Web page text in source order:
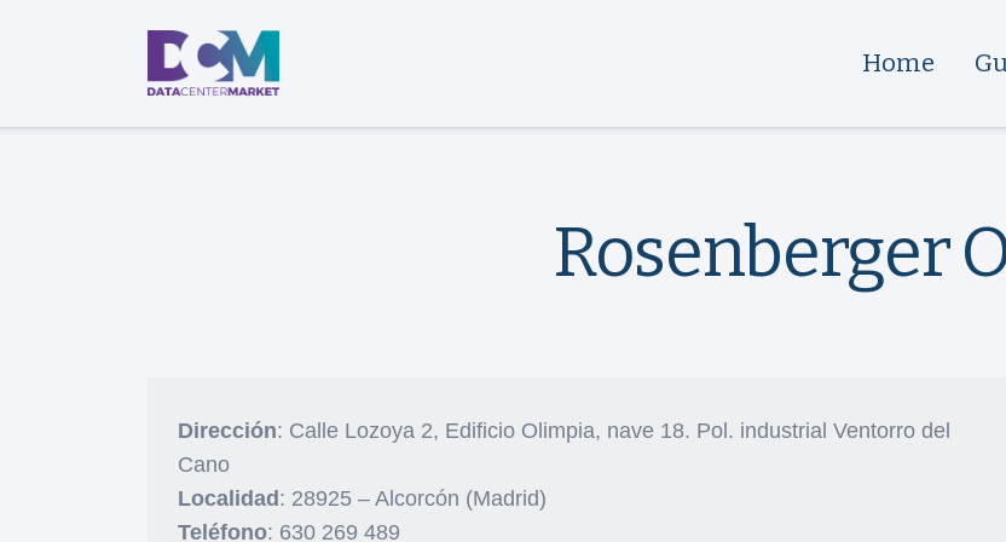
Home
Rosenberger
Dirección: Calle Lozoya 2, Edificio Olimpia, nave 18. Pol. industrial Ventorro del
Cano
Localidad: 28925 – Alcorcón (Madrid)
Teléfono: 630 269 489